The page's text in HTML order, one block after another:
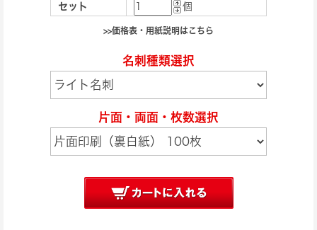
セット
個
>>価格表・用紙説明はこちら
名刺種類選択
片面・両面・枚数選択